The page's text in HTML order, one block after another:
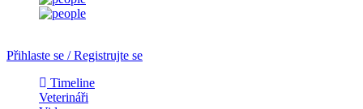
Přihlaste se / Registrujte se
Timeline
Veterináři